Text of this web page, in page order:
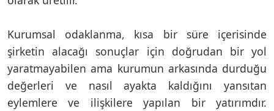
Kurumsal odaklanma, kısa bir süre içerisinde
şirketin alacağı sonuçlar için doğrudan bir yol
yaratmayabilen ama kurumun arkasında durduğu
değerleri ve nasıl ayakta kaldığını yansıtan
eylemlere ve ilişkilere yapılan bir yatırımdır.